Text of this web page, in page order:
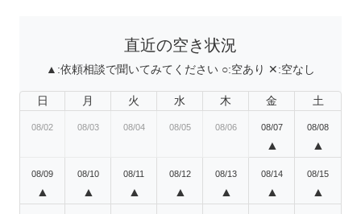
直近の空き状況
▲:依頼相談で聞いてみてください ○:空あり ✕:空なし
日 月 火 水 木 金 土
08/02 08/03 08/04 08/05 08/06 08/07
▲
08/08
▲
08/09
▲
08/10
▲
08/11
▲
08/12
▲
08/13
▲
08/14
▲
08/15
▲